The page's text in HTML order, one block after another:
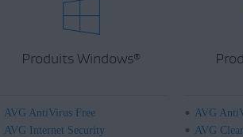
Produits Windows®
AVG AntiVirus Free
AVG Internet Security
AVG
AVG